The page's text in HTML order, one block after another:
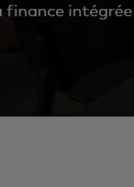
finance